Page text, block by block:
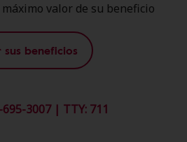
valor de su beneficio
beneficios
695-3007 | TTY: 711